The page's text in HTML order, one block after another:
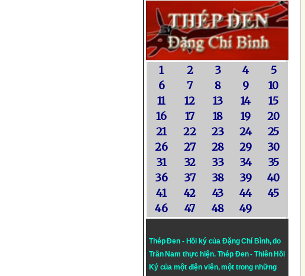
1 2 3 4
5
6
7 8 9
10
11
12 13 14
15
16
17 18 19
20
21
22 23 24
25
26
27 28 29
30
31
32 33 34
35
36
37 38 39
40
41
42 43 44
45
46
47 48 49
Thép Đen - Hồi ký của Đặng Chí Bình, do
Trần Nam thực hiện. Thép Đen- Thiên Hồi
Ký của một điện viên, một trong những